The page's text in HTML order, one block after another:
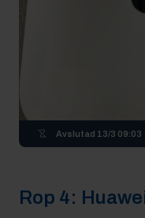
Avslutad 13/3 09:03
Rop 4: